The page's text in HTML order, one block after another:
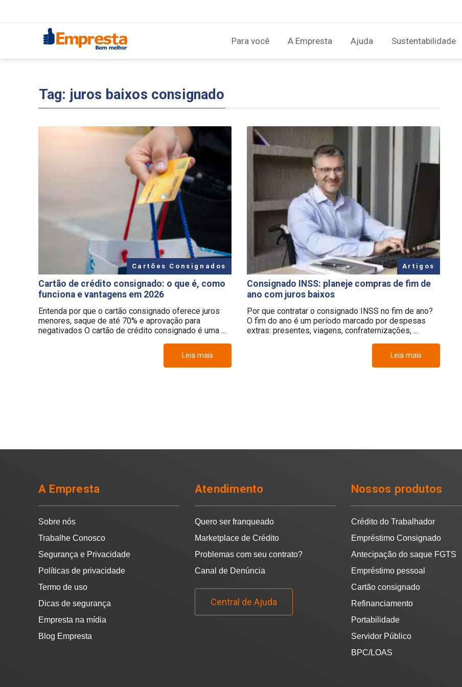
Para você A Empresta Ajuda Sustentabilidade
Tag: juros baixos consignado
Cartões Consignados
Cartão de crédito consignado: o que é, como
funciona e vantagens em 2026
Entenda por que o cartão consignado oferece juros
menores, saque de até 70% e aprovação para
negativados O cartão de crédito consignado é uma ...
Leia mais
Artigos
Consignado INSS: planeje compras de fim de
ano com juros baixos
Por que contratar o consignado INSS no fim de ano?
O fim do ano é um período marcado por despesas
extras: presentes, viagens, confraternizações, ...
Leia mais
A Empresta
Sobre nós
Trabalhe Conosco
Segurança e Privacidade
Políticas de privacidade
Termo de uso
Dicas de segurança
Empresta na mídia
Blog Empresta
Atendimento
Quero ser franqueado
Marketplace de Crédito
Problemas com seu contrato?
Canal de Denúncia
Central de Ajuda
Nossos produtos
Crédito do Trabalhador
Empréstimo Consignado
Antecipação do saque FGTS
Empréstimo pessoal
Cartão consignado
Refinanciamento
Portabilidade
Servidor Público
BPC/LOAS